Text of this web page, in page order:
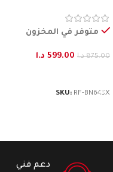
متوفر في المخزون
875.00 د.ا 599.00 د.ا
SKU: RF-BN643X
دعم فني